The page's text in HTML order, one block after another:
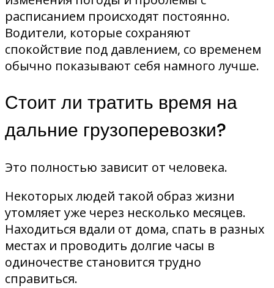
расписанием происходят постоянно.
Водители, которые сохраняют
спокойствие под давлением, со временем
обычно показывают себя намного лучше.
Стоит ли тратить время на
дальние грузоперевозки?
Это полностью зависит от человека.
Некоторых людей такой образ жизни
утомляет уже через несколько месяцев.
Находиться вдали от дома, спать в разных
местах и ​​проводить долгие часы в
одиночестве становится трудно
справиться.